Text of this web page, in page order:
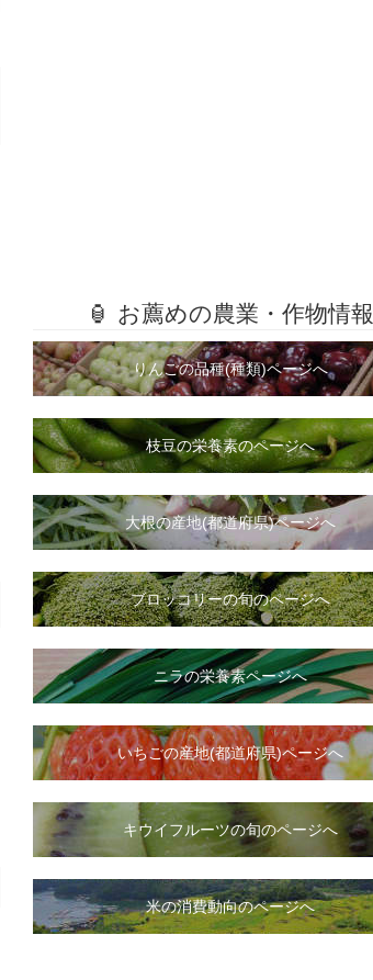
🏮 お薦めの農業・作物情報
りんごの品種(種類)ページへ
枝豆の栄養素のページへ
大根の産地(都道府県)ページへ
ブロッコリーの旬のページへ
ニラの栄養素ページへ
いちごの産地(都道府県)ページへ
キウイフルーツの旬のページへ
米の消費動向のページへ